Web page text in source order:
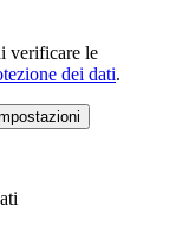
verificare le
dei dati.